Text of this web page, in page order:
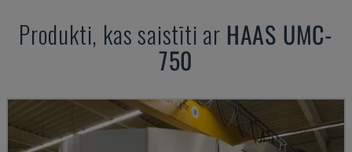
Produkti, kas saistīti ar HAAS UMC-
750